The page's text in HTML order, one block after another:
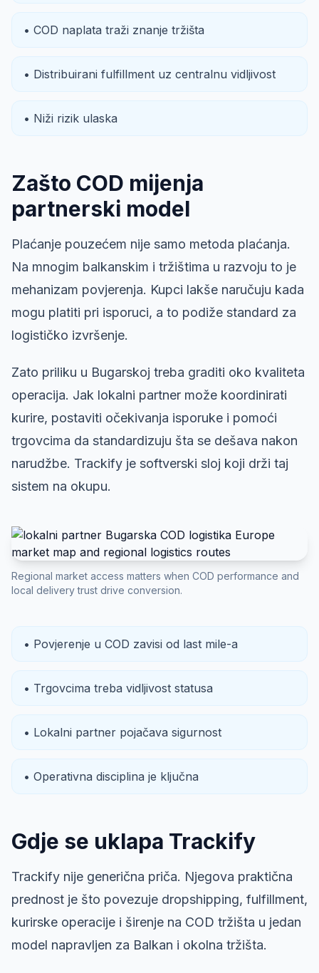
• COD naplata traži znanje tržišta
• Distribuirani fulfillment uz centralnu vidljivost
• Niži rizik ulaska
Zašto COD mijenja
partnerski model
Plaćanje pouzećem nije samo metoda plaćanja.
Na mnogim balkanskim i tržištima u razvoju to je
mehanizam povjerenja. Kupci lakše naručuju kada
mogu platiti pri isporuci, a to podiže standard za
logističko izvršenje.
Zato priliku u Bugarskoj treba graditi oko kvaliteta
operacija. Jak lokalni partner može koordinirati
kurire, postaviti očekivanja isporuke i pomoći
trgovcima da standardizuju šta se dešava nakon
narudžbe. Trackify je softverski sloj koji drži taj
sistem na okupu.
Regional market access matters when COD performance and
local delivery trust drive conversion.
• Povjerenje u COD zavisi od last mile-a
• Trgovcima treba vidljivost statusa
• Lokalni partner pojačava sigurnost
• Operativna disciplina je ključna
Gdje se uklapa Trackify
Trackify nije generična priča. Njegova praktična
prednost je što povezuje dropshipping, fulfillment,
kurirske operacije i širenje na COD tržišta u jedan
model napravljen za Balkan i okolna tržišta.